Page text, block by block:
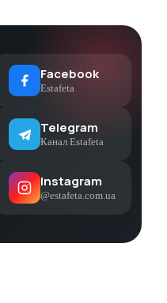
Facebook
Estafeta
Telegram
Канал Estafeta
Instagram
@estafeta.com.ua